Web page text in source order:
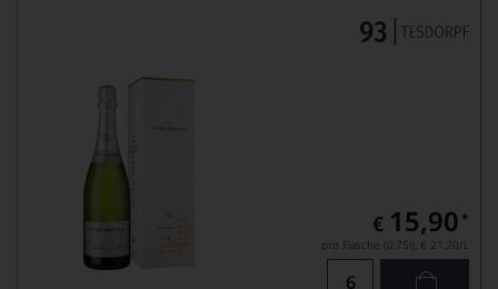
€ 15,90 *
pro Flasche (0.75l), € 21,20/L